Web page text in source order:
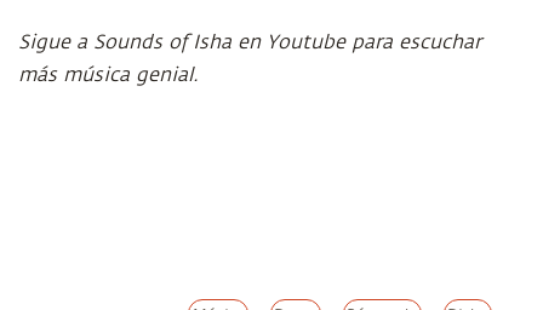
Sigue a Sounds of Isha en Youtube para escuchar
más música genial.